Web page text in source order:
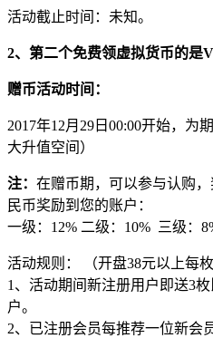
活动截止时间：未知。
2、第二个免费领虚拟货币的是
赠币活动时间：
2017年12月29日00:00开始，为
大升值空间）
注： 在赠币期，可以参与认购
民币奖励到您的账户：
一级：12% 二级：10% 三级：
活动规则： （开盘38元以上每枚
1、活动期间新注册用户即送3
户。
2、已注册会员每推荐一位新会